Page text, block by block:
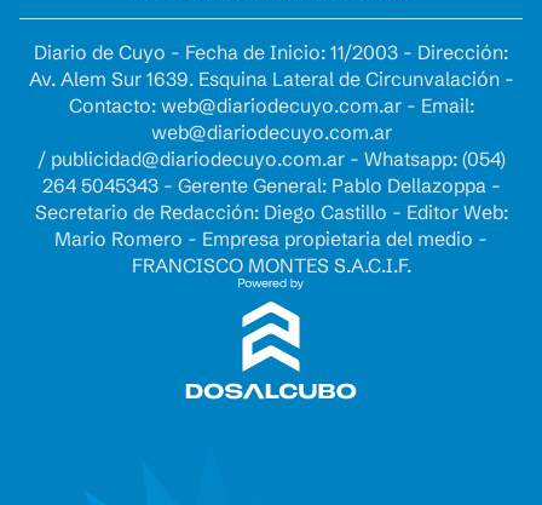
Diario de Cuyo - Fecha de Inicio: 11/2003 - Dirección:
Av. Alem Sur 1639. Esquina Lateral de Circunvalación -
Contacto: web@diariodecuyo.com.ar- Email:
web@diariodecuyo.com.ar
/ publicidad@diariodecuyo.com.ar- Whatsapp: (054)
264 5045343 - Gerente General: Pablo Dellazoppa -
Secretario de Redacción: Diego Castillo - Editor Web:
Mario Romero - Empresa propietaria del medio -
FRANCISCO MONTES S.A.C.I.F.